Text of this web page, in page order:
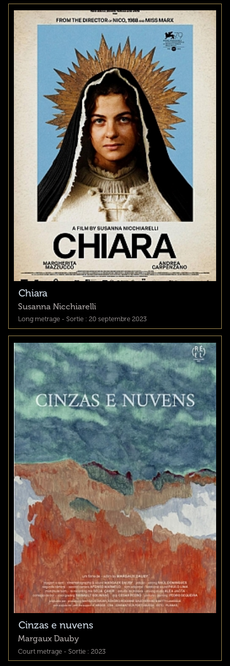
Chiara
Susanna Nicchiarelli
Long metrage - Sortie : 20 septembre 2023
Cinzas e nuvens
Margaux Dauby
Court metrage - Sortie : 2023